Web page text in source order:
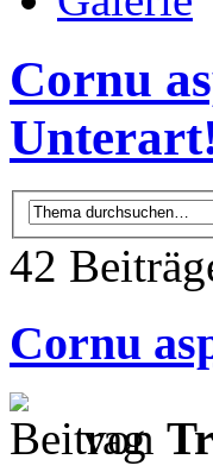
Cornu
42
Cornu
von